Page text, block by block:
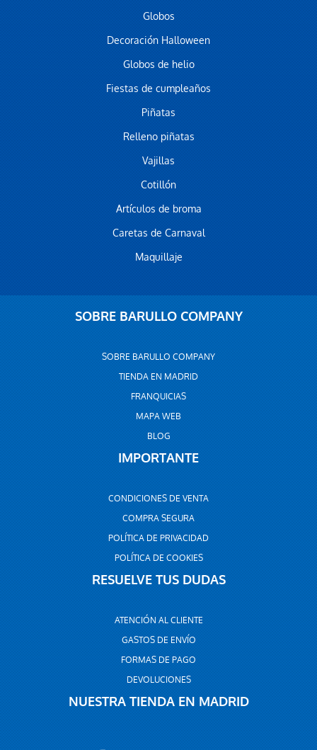
Globos
Decoración Halloween
Globos de helio
Fiestas de cumpleaños
Piñatas
Relleno piñatas
Vajillas
Cotillón
Artículos de broma
Caretas de Carnaval
Maquillaje
SOBRE BARULLO COMPANY
SOBRE BARULLO COMPANY
TIENDA EN MADRID
FRANQUICIAS
MAPA WEB
BLOG
IMPORTANTE
CONDICIONES DE VENTA
COMPRA SEGURA
POLÍTICA DE PRIVACIDAD
POLÍTICA DE COOKIES
RESUELVE TUS DUDAS
ATENCIÓN AL CLIENTE
GASTOS DE ENVÍO
FORMAS DE PAGO
DEVOLUCIONES
NUESTRA TIENDA EN MADRID